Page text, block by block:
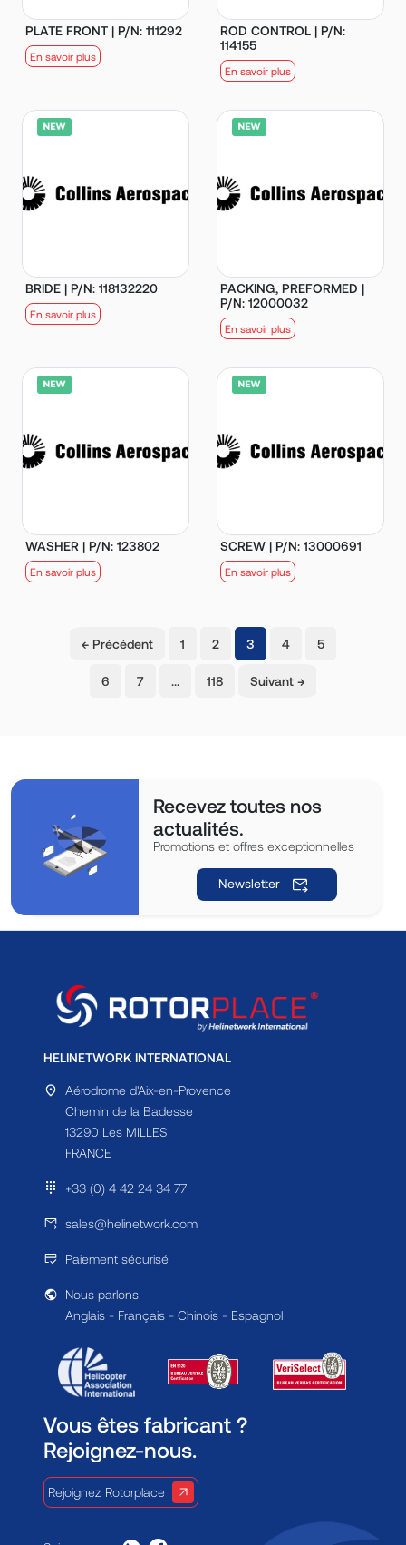
PLATE FRONT | P/N: 111292
En savoir plus
ROD CONTROL | P/N:
114155
En savoir plus
BRIDE | P/N: 118132220
En savoir plus
PACKING, PREFORMED |
P/N: 12000032
En savoir plus
WASHER | P/N: 123802
En savoir plus
SCREW | P/N: 13000691
En savoir plus
← Précédent 1 2 3 (current)
4 5
6 7 … 118 Suivant →
Recevez toutes nos
actualités.
Promotions et offres exceptionnelles
Newsletter
HELINETWORK INTERNATIONAL
Aérodrome d'Aix-en-Provence
Chemin de la Badesse
13290 Les MILLES
FRANCE
+33 (0) 4 42 24 34 77
sales@helinetwork.com
Paiement sécurisé
Nous parlons
Anglais - Français - Chinois - Espagnol
Vous êtes fabricant ?
Rejoignez-nous.
Rejoignez Rotorplace